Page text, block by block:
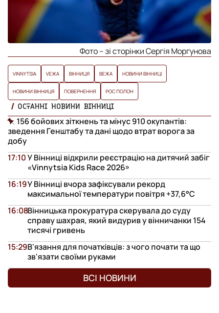
Фото – зі сторінки Сергія Моргунова
VINNYTSIA VЕЖА ВІННИЦЯ ВЕЖА НОВИНИ ВІННИЦІ
НОВИНИ ВІННИЦЯ ПОВЕРНЕННЯ РОС ПОЛОН
ОСТАННІ НОВИНИ ВІННИЦІ
156 бойових зіткнень та мінус 910 окупантів:
зведення Генштабу та дані щодо втрат ворога за
добу
У Вінниці відкрили реєстрацію на дитячий забіг
«Vinnytsia Kids Race 2026»
17:10
У Вінниці вчора зафіксували рекорд
максимальної температури повітря +37,6°С
16:19
Вінницька прокуратура скерувала до суду
справу шахрая, який видурив у вінничанки 154
тисячі гривень
16:08
В'язання для початківців: з чого почати та що
зв'язати своїми руками
15:29
ВСІ НОВИНИ